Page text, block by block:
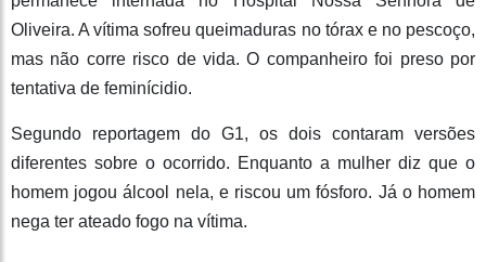
Oliveira. A vítima sofreu queimaduras no tórax e no pescoço,
mas não corre risco de vida. O companheiro foi preso por
tentativa de feminícidio.
Segundo reportagem do G1, os dois contaram versões
diferentes sobre o ocorrido. Enquanto a mulher diz que o
homem jogou álcool nela, e riscou um fósforo. Já o homem
nega ter ateado fogo na vítima.